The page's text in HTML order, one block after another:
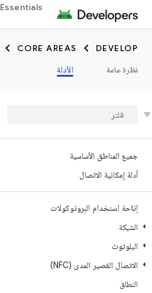
Essentials
DEVELOP
CORE AREAS
نظرة عامة
الأدلة
جميع المناطق الأساسية
أدلة إمكانية الاتصال
إتاحة استخدام البروتوكولات
الشبكة
البلوتوث
الاتصال القصير المدى (NFC)
النطاق